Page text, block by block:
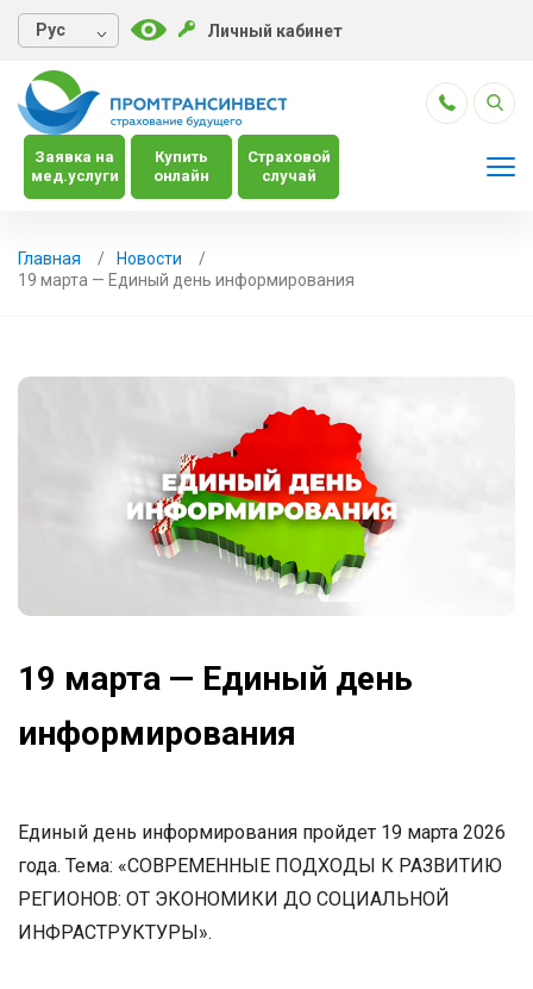
Руc Личный кабинет
Заявка на
мед.услуги
Купить
онлайн
Страховой
случай
Главная
Новости
19 марта — Единый день информирования
19 марта — Единый день
информирования
Единый день информирования пройдет 19 марта 2026
года. Тема: «СОВРЕМЕННЫЕ ПОДХОДЫ К РАЗВИТИЮ
РЕГИОНОВ: ОТ ЭКОНОМИКИ ДО СОЦИАЛЬНОЙ
ИНФРАСТРУКТУРЫ».